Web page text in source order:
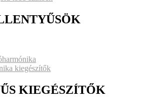
kiegészítők
KIEGÉSZÍTŐK